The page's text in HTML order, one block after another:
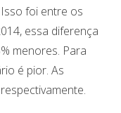
foi entre os
essa diferença
menores. Para
é pior. As